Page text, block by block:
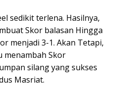
sedikit terlena. Hasilnya,
Skor balasan Hingga
menjadi 3-1. Akan Tetapi,
menambah Skor
silang yang sukses
Masriat.